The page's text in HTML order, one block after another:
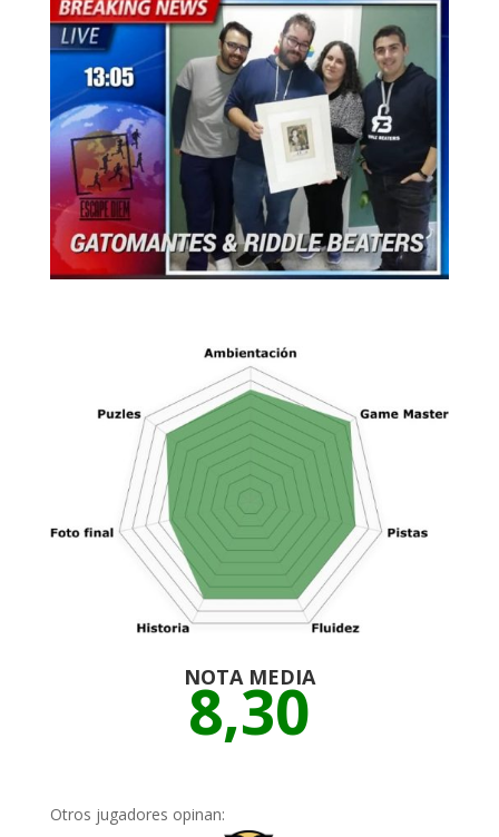
NOTA MEDIA
8,30
Otros jugadores opinan: